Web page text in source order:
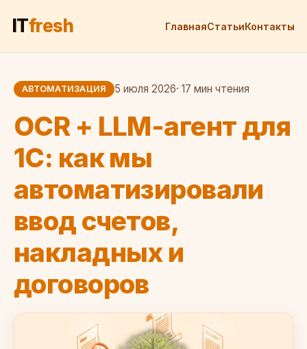
ITfresh ГлавнаяСтатьиКонтакты
АВТОМАТИЗАЦИЯ 5 июля 2026· 17 мин чтения
OCR + LLM-агент для
1С: как мы
автоматизировали
ввод счетов,
накладных и
договоров